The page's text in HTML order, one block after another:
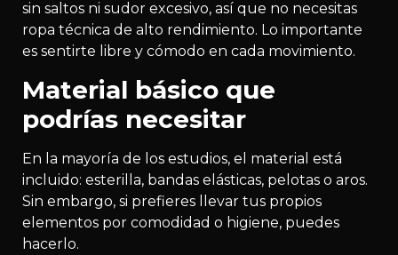
sin saltos ni sudor excesivo, así que no necesitas
ropa técnica de alto rendimiento. Lo importante
es sentirte libre y cómodo en cada movimiento.
Material básico que
podrías necesitar
En la mayoría de los estudios, el material está
incluido: esterilla, bandas elásticas, pelotas o aros.
Sin embargo, si prefieres llevar tus propios
elementos por comodidad o higiene, puedes
hacerlo.